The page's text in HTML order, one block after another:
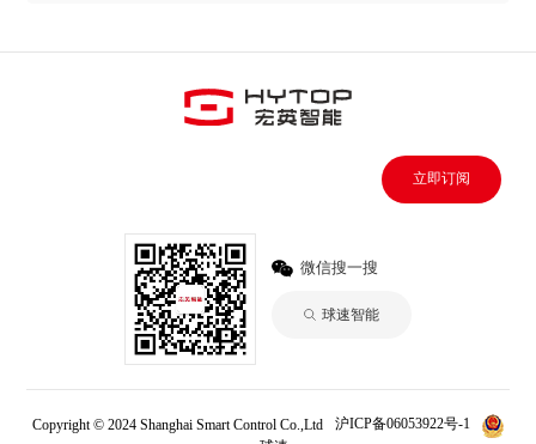
立即订阅
微信搜一搜
球速智能
Copyright © 2024 Shanghai Smart Control Co.,Ltd
沪ICP备06053922号-1